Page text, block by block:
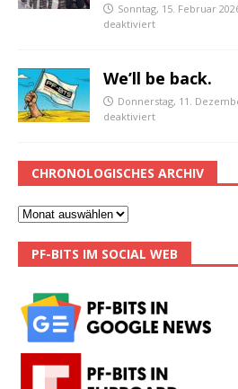
Sonntag, 15. Februar
deaktiviert
We’ll be back.
Donnerstag, 11.
deaktiviert
CHRONOLOGISCHES ARCHIV
PF-BITS IM SOCIAL WEB